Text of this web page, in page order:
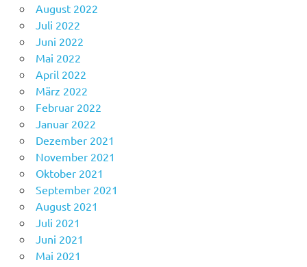
August 2022
Juli 2022
Juni 2022
Mai 2022
April 2022
März 2022
Februar 2022
Januar 2022
Dezember 2021
November 2021
Oktober 2021
September 2021
August 2021
Juli 2021
Juni 2021
Mai 2021